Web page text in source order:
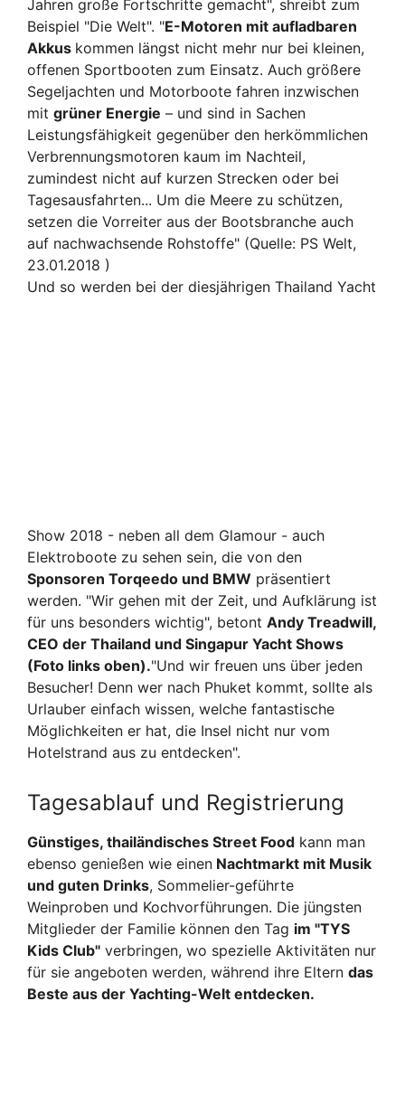
Jahren große Fortschritte gemacht", shreibt zum
Beispiel "Die Welt". "E-Motoren mit aufladbaren
Akkus kommen längst nicht mehr nur bei kleinen,
offenen Sportbooten zum Einsatz. Auch größere
Segeljachten und Motorboote fahren inzwischen
mit grüner Energie – und sind in Sachen
Leistungsfähigkeit gegenüber den herkömmlichen
Verbrennungsmotoren kaum im Nachteil,
zumindest nicht auf kurzen Strecken oder bei
Tagesausfahrten... Um die Meere zu schützen,
setzen die Vorreiter aus der Bootsbranche auch
auf nachwachsende Rohstoffe" (Quelle: PS Welt,
23.01.2018 )
Und so werden bei der diesjährigen Thailand Yacht
Show 2018 - neben all dem Glamour - auch
Elektroboote zu sehen sein, die von den
Sponsoren Torqeedo und BMW präsentiert
werden. "Wir gehen mit der Zeit, und Aufklärung ist
für uns besonders wichtig", betont Andy Treadwill,
CEO der Thailand und Singapur Yacht Shows
(Foto links oben)."Und wir freuen uns über jeden
Besucher! Denn wer nach Phuket kommt, sollte als
Urlauber einfach wissen, welche fantastische
Möglichkeiten er hat, die Insel nicht nur vom
Hotelstrand aus zu entdecken".
Tagesablauf und Registrierung
Günstiges, thailändisches Street Food kann man
ebenso genießen wie einen Nachtmarkt mit Musik
und guten Drinks, Sommelier-geführte
Weinproben und Kochvorführungen. Die jüngsten
Mitglieder der Familie können den Tag im "TYS
Kids Club" verbringen, wo spezielle Aktivitäten nur
für sie angeboten werden, während ihre Eltern das
Beste aus der Yachting-Welt entdecken.